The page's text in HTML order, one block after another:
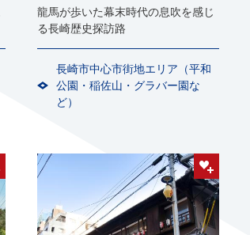
龍馬が歩いた幕末時代の息吹を感じ
る長崎歴史探訪路
長崎市中心市街地エリア（平和
公園・稲佐山・グラバー園な
ど）